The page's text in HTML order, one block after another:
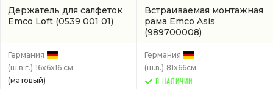
Держатель для салфеток
Emco Loft (0539 001 01)
Германия
(ш.в.г.) 16x6x16 см.
(матовый)
Встраиваемая монтажная
рама Emco Asis
(989700008)
Германия
(ш.в.) 81x66см.
В НАЛИЧИИ